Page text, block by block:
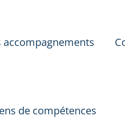
accompagnements
de compétences